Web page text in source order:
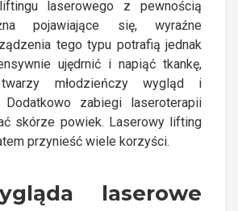
laserowego z pewnością
pojawiające się, wyraźne
tego typu potrafią jednak
ujędrnić i napiąć tkankę,
twarzy młodzieńczy wygląd i
zabiegi laseroterapii
skórze powiek. Laserowy lifting
przynieść wiele korzyści.
laserowe